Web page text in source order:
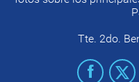
Tte. 2do.